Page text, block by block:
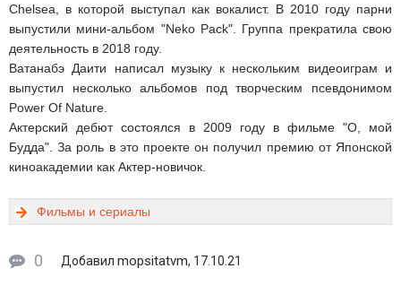
Chelsea, в которой выступал как вокалист. В 2010 году парни
выпустили мини-альбом "Neko Pack". Группа прекратила свою
деятельность в 2018 году.
Ватанабэ Даити написал музыку к нескольким видеоиграм и
выпустил несколько альбомов под творческим псевдонимом
Power Of Nature.
Актерский дебют состоялся в 2009 году в фильме "О, мой
Будда". За роль в это проекте он получил премию от Японской
киноакадемии как Актер-новичок.
Фильмы и сериалы
0 Добавил mopsitatvm, 17.10.21